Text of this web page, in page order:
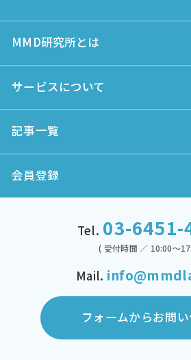
MMD研究所とは
サービスについて
記事一覧
会員登録
Tel. 03-6451-
( 受付時間 ／ 10:00～
Mail.
フォームからお問